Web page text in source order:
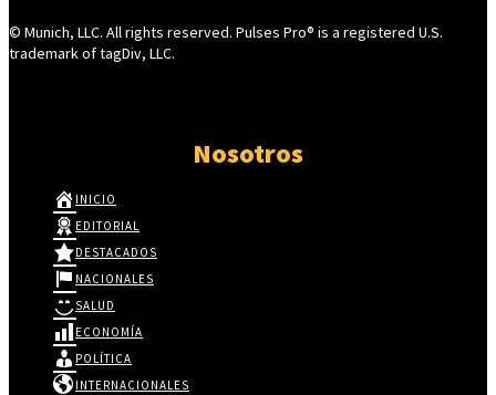
© Munich, LLC. All rights reserved. Pulses Pro® is a registered U.S.
trademark of tagDiv, LLC.
Nosotros
INICIO
EDITORIAL
DESTACADOS
NACIONALES
SALUD
ECONOMÍA
POLÍTICA
INTERNACIONALES